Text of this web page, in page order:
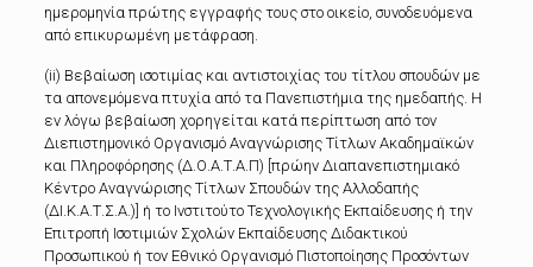
ημερομηνία πρώτης εγγραφής τους στο οικείο, συνοδευόμενα
από επικυρωμένη μετάφραση.
(ii) Βεβαίωση ισοτιμίας και αντιστοιχίας του τίτλου σπουδών με
τα απονεμόμενα πτυχία από τα Πανεπιστήμια της ημεδαπής. Η
εν λόγω βεβαίωση χορηγείται κατά περίπτωση από τον
Διεπιστημονικό Οργανισμό Αναγνώρισης Τίτλων Ακαδημαϊκών
και Πληροφόρησης (Δ.Ο.Α.Τ.Α.Π) [πρώην Διαπανεπιστημιακό
Κέντρο Αναγνώρισης Τίτλων Σπουδών της Αλλοδαπής
(ΔΙ.Κ.Α.Τ.Σ.Α.)] ή το Ινστιτούτο Τεχνολογικής Εκπαίδευσης ή την
Επιτροπή Ισοτιμιών Σχολών Εκπαίδευσης Διδακτικού
Προσωπικού ή τον Εθνικό Οργανισμό Πιστοποίησης Προσόντων